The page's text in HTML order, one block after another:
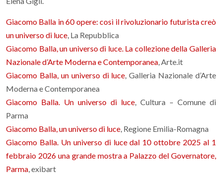
Giacomo Balla in 60 opere: così il rivoluzionario futurista creò
un universo di luce, La Repubblica
Giacomo Balla, un universo di luce. La collezione della Galleria
Nazionale d’Arte Moderna e Contemporanea, Arte.it
Giacomo Balla, un universo di luce, Galleria Nazionale d’Arte
Moderna e Contemporanea
Giacomo Balla. Un universo di luce, Cultura – Comune di
Parma
Giacomo Balla, un universo di luce, Regione Emilia-Romagna
Giacomo Balla. Un universo di luce dal 10 ottobre 2025 al 1
febbraio 2026 una grande mostra a Palazzo del Governatore,
Parma, exibart